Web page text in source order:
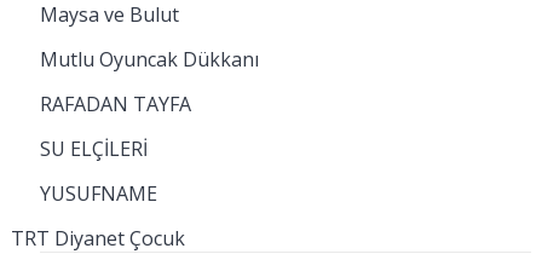
Maysa ve Bulut
Mutlu Oyuncak Dükkanı
RAFADAN TAYFA
SU ELÇİLERİ
YUSUFNAME
TRT Diyanet Çocuk